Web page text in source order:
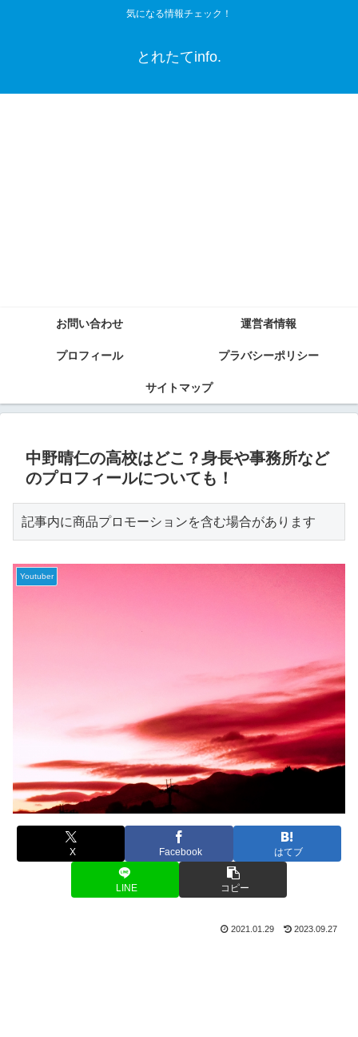
気になる情報チェック！
とれたてinfo.
お問い合わせ 運営者情報
プロフィール プラバシーポリシー
サイトマップ
中野晴仁の高校はどこ？身長や事務所など
のプロフィールについても！
記事内に商品プロモーションを含む場合があります
Youtuber
X Facebook はてブ
LINE コピー
2021.01.29 2023.09.27